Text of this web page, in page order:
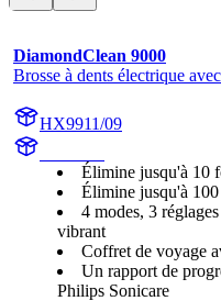
DiamondClean 9000
Brosse à dents électrique
HX9911/09
Élimine jusqu'à 10
Élimine jusqu'à 100
4 modes, 3
vibrant
Coffret de voyage
Un rapport de
Philips Sonicare